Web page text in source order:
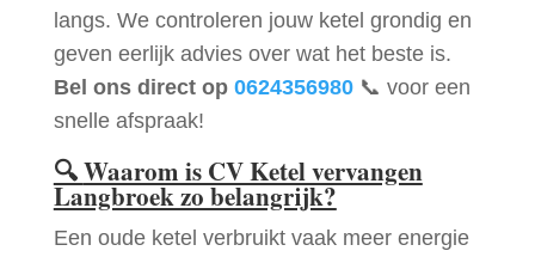
langs. We controleren jouw ketel grondig en
geven eerlijk advies over wat het beste is.
Bel ons direct op 0624356980📞 voor een
snelle afspraak!
🔍Waarom is CV Ketel vervangen
Langbroek zo belangrijk?
Een oude ketel verbruikt vaak meer energie